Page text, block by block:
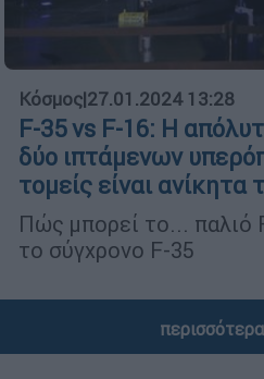
Κόσμος|27.01.2024 13:28
F-35 vs F-16: Η
δύο ιπτάμενων
τομείς είναι ανίκητα
Πώς μπορεί το... παλιό
το σύγχρονο F-35